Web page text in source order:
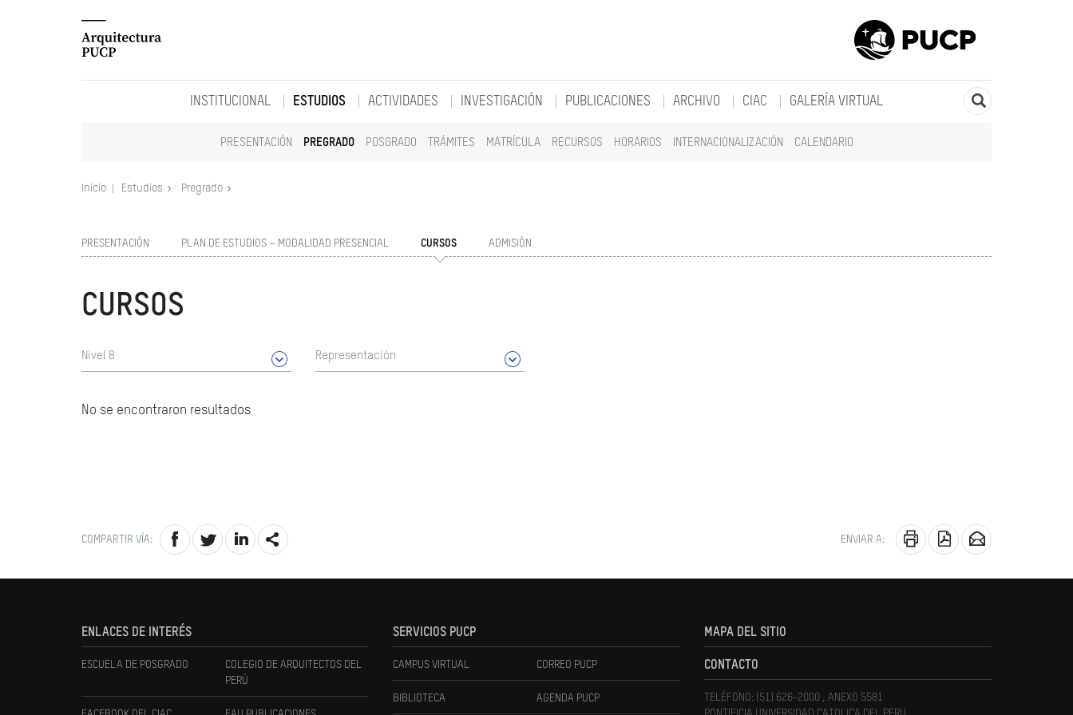
INSTITUCIONAL ESTUDIOS
PRESENTACIÓN PREGRADO POSGRADO TRÁMITES MATRÍCULA RECURSOS HORARIOS INTERNACIONALIZACIÓN CALENDARIO
ACTIVIDADES INVESTIGACIÓN PUBLICACIONES ARCHIVO CIAC GALERÍA VIRTUAL
Inicio Estudios Pregrado
PRESENTACIÓN PLAN DE ESTUDIOS – MODALIDAD PRESENCIAL CURSOS ADMISIÓN
CURSOS
Nivel 8 Representación
No se encontraron resultados
COMPARTIR VÍA: ENVIAR A:
ENLACES DE INTERÉS
ESCUELA DE POSGRADO
COLEGIO DE ARQUITECTOS DEL
PERÚ
SERVICIOS PUCP
CAMPUS VIRTUAL CORREO PUCP
BIBLIOTECA AGENDA PUCP
MAPA DEL SITIO
CONTACTO
TELÉFONO: (51) 626-2000 , ANEXO 5581